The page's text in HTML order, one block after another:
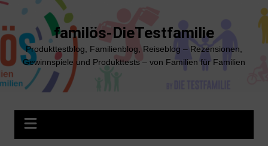
Zum
springen
familös-DieTestfamilie
Produkttestblog, Familienblog, Reiseblog – Rezensionen,
Gewinnspiele und Produkttests – von Familien für Familien